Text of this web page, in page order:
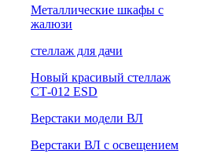
Металлические шкафы с
жалюзи
cтеллаж для дачи
Новый красивый стеллаж
СТ-012 ESD
Верстаки модели ВЛ
Верстаки ВЛ с освещением